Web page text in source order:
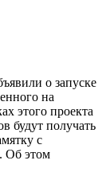
о запуске
на
этого проекта
будут получать
с
Об этом